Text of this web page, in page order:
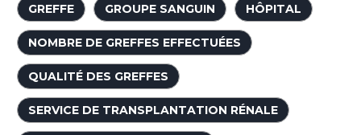
GREFFE GROUPE SANGUIN HÔPITAL
NOMBRE DE GREFFES EFFECTUÉES
QUALITÉ DES GREFFES
SERVICE DE TRANSPLANTATION RÉNALE